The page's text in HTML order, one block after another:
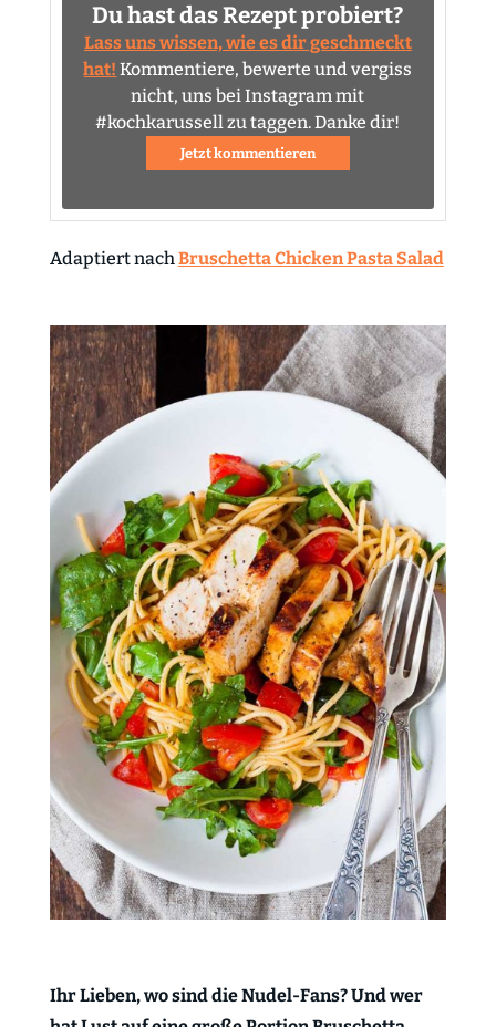
Du hast das Rezept probiert?
Lass uns wissen, wie es dir geschmeckt
hat! Kommentiere, bewerte und vergiss
nicht, uns bei Instagram mit
#kochkarussell zu taggen. Danke dir!
Jetzt kommentieren
Adaptiert nachBruschetta Chicken Pasta Salad
Ihr Lieben, wo sind die Nudel-Fans? Und wer